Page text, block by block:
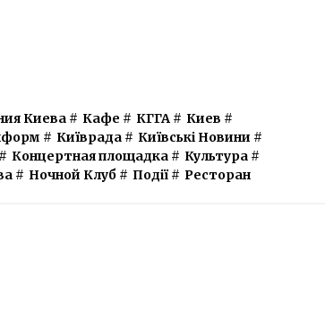
Киева # Кафе # КГГА # Киев #
# Київрада # Київські Новини #
# Концертная площадка # Культура #
# Ночной Клуб # Події # Ресторан